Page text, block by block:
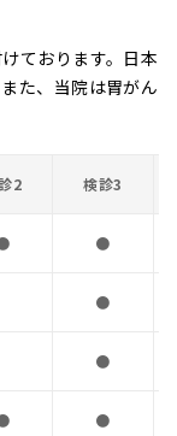
ております。日本
た、当院は胃がん
2 検診3
●
●
●
●